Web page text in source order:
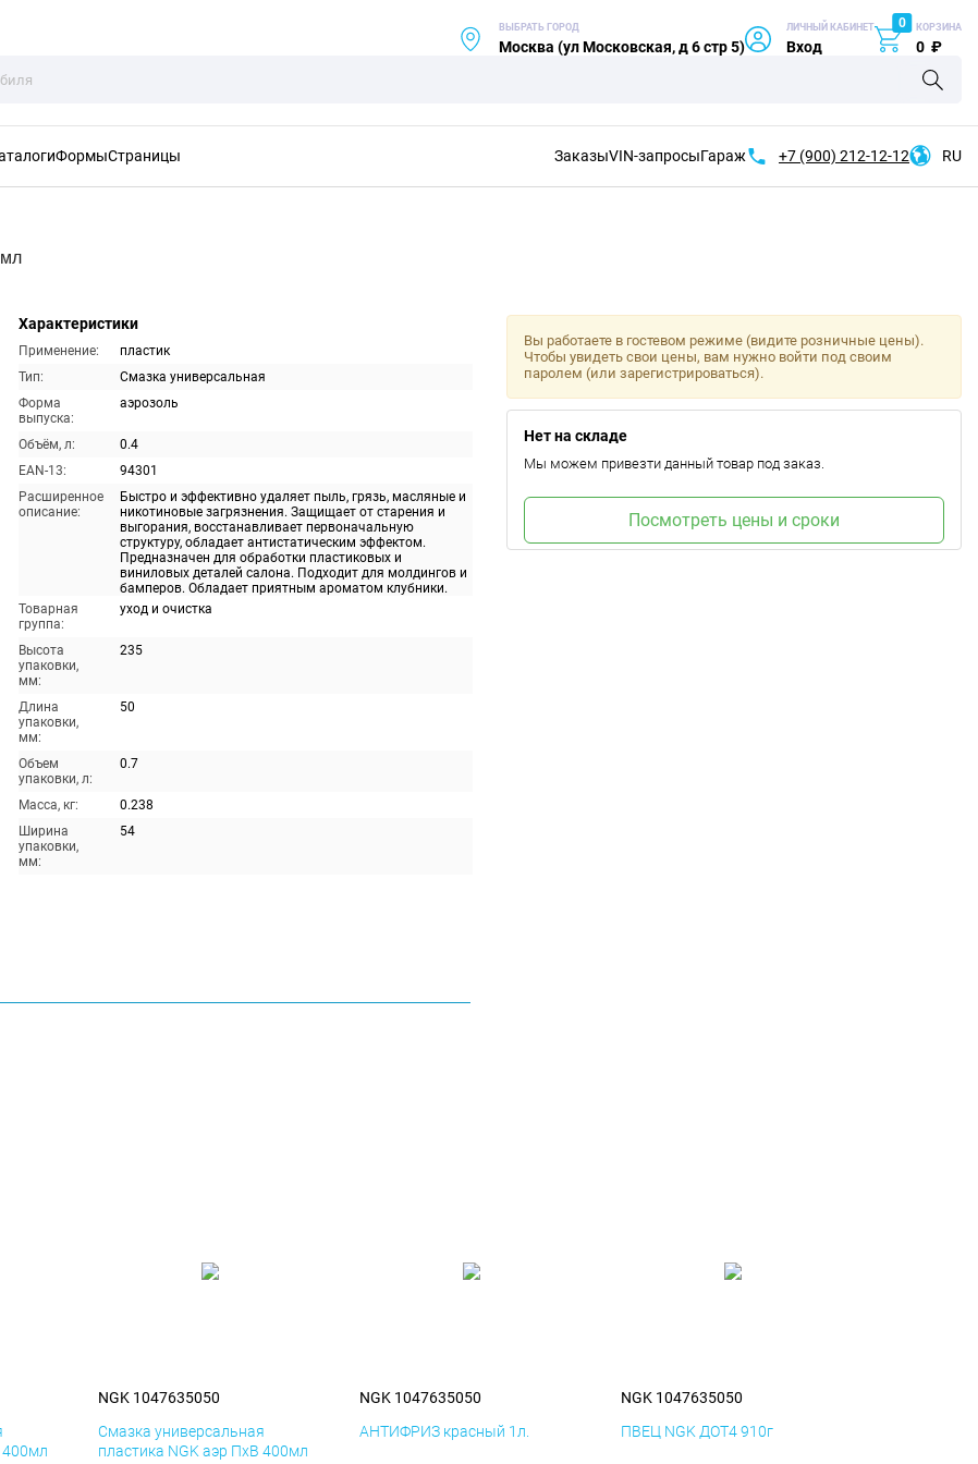
ВЫБРАТЬ ГОРОД
Москва (ул Московская, д 6 стр 5)
ЛИЧНЫЙ КАБИНЕТ
Вход
0 КОРЗИНА
0 ₽
ФормыСтраницы ЗаказыVIN-запросыГараж +7 (900) 212-12-12 RU
Характеристики
Применение:
пластик
Тип:
Смазка универсальная
Форма
выпуска:
аэрозоль
Объём, л:
0.4
EAN-13:
94301
Расширенное
описание:
Быстро и эффективно удаляет пыль, грязь, масляные и
никотиновые загрязнения. Защищает от старения и
выгорания, восстанавливает первоначальную
структуру, обладает антистатическим эффектом.
Предназначен для обработки пластиковых и
виниловых деталей салона. Подходит для молдингов и
бамперов. Обладает приятным ароматом клубники.
Товарная
группа:
уход и очистка
Высота
упаковки,
мм:
235
Длина
упаковки,
мм:
50
Объем
упаковки, л:
0.7
Масса, кг:
0.238
Ширина
упаковки,
мм:
54
Вы работаете в гостевом режиме (видите розничные цены).
Чтобы увидеть свои цены, вам нужно войти под своим
паролем (или зарегистрироваться).
Нет на складе
Мы можем привезти данный товар под заказ.
Посмотреть цены и сроки
400мл
NGK 1047635050
Смазка универсальная
пластика NGK аэр ПхВ 400мл
NGK 1047635050
АНТИФРИЗ красный 1л.
NGK 1047635050
ПВЕЦ NGK ДОТ4 910г